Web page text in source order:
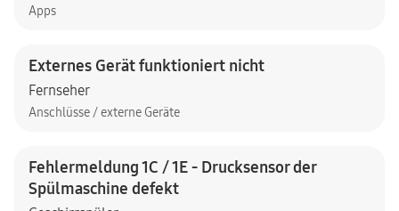
Apps
Externes Gerät funktioniert nicht
Fernseher
Anschlüsse / externe Geräte
Fehlermeldung 1C / 1E - Drucksensor der
Spülmaschine defekt